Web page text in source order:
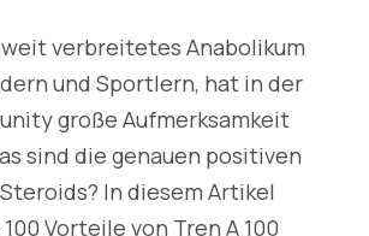
weit verbreitetes Anabolikum
und Sportlern, hat in der
große Aufmerksamkeit
sind die genauen positiven
In diesem Artikel
Vorteile von Tren A 100